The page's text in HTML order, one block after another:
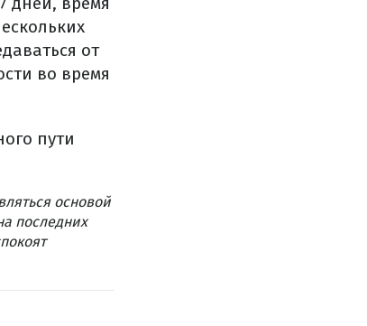
от
во время
пути
основой
последних